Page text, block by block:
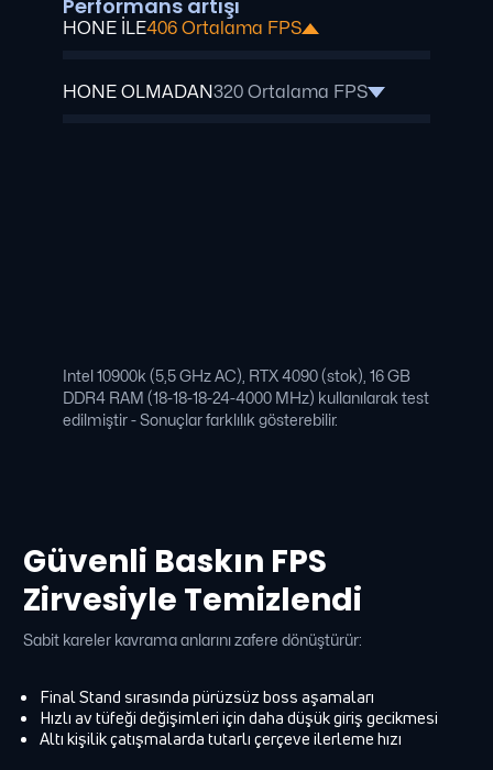
Performans artışı
HONE İLE406 Ortalama FPS
HONE OLMADAN320 Ortalama FPS
Intel 10900k (5,5 GHz AC), RTX 4090 (stok), 16 GB
DDR4 RAM (18-18-18-24-4000 MHz) kullanılarak test
edilmiştir - Sonuçlar farklılık gösterebilir.
Güvenli Baskın FPS
Zirvesiyle Temizlendi
Sabit kareler kavrama anlarını zafere dönüştürür:
Final Stand sırasında pürüzsüz boss aşamaları
Hızlı av tüfeği değişimleri için daha düşük giriş gecikmesi
Altı kişilik çatışmalarda tutarlı çerçeve ilerleme hızı